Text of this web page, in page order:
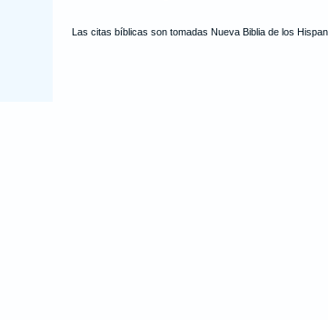
Las citas bíblicas son tomadas Nueva Biblia de los